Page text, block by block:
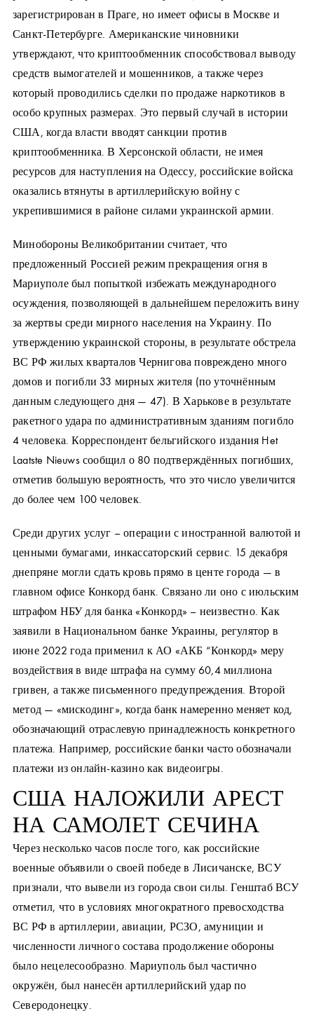
зарегистрирован в Праге, но имеет офисы в Москве и
Санкт-Петербурге. Американские чиновники
утверждают, что криптообменник способствовал выводу
средств вымогателей и мошенников, а также через
который проводились сделки по продаже наркотиков в
особо крупных размерах. Это первый случай в истории
США, когда власти вводят санкции против
криптообменника. В Херсонской области, не имея
ресурсов для наступления на Одессу, российские войска
оказались втянуты в артиллерийскую войну с
укрепившимися в районе силами украинской армии.
Минобороны Великобритании считает, что
предложенный Россией режим прекращения огня в
Мариуполе был попыткой избежать международного
осуждения, позволяющей в дальнейшем переложить вину
за жертвы среди мирного населения на Украину. По
утверждению украинской стороны, в результате обстрела
ВС РФ жилых кварталов Чернигова повреждено много
домов и погибли 33 мирных жителя (по уточнённым
данным следующего дня — 47). В Харькове в результате
ракетного удара по административным зданиям погибло
4 человека. Корреспондент бельгийского издания Het
Laatste Nieuws сообщил о 80 подтверждённых погибших,
отметив большую вероятность, что это число увеличится
до более чем 100 человек.
Среди других услуг – операции с иностранной валютой и
ценными бумагами, инкассаторский сервис. 15 декабря
днепряне могли сдать кровь прямо в центе города — в
главном офисе Конкорд банк. Связано ли оно с июльским
штрафом НБУ для банка «Конкорд» – неизвестно. Как
заявили в Национальном банке Украины, регулятор в
июне 2022 года применил к АО «АКБ “Конкорд» меру
воздействия в виде штрафа на сумму 60,4 миллиона
гривен, а также письменного предупреждения. Второй
метод — «мискодинг», когда банк намеренно меняет код,
обозначающий отраслевую принадлежность конкретного
платежа. Например, российские банки часто обозначали
платежи из онлайн-казино как видеоигры.
США НАЛОЖИЛИ АРЕСТ
НА САМОЛЕТ СЕЧИНА
Через несколько часов после того, как российские
военные объявили о своей победе в Лисичанске, ВСУ
признали, что вывели из города свои силы. Генштаб ВСУ
отметил, что в условиях многократного превосходства
ВС РФ в артиллерии, авиации, РСЗО, амуниции и
численности личного состава продолжение обороны
было нецелесообразно. Мариуполь был частично
окружён, был нанесён артиллерийский удар по
Северодонецку.